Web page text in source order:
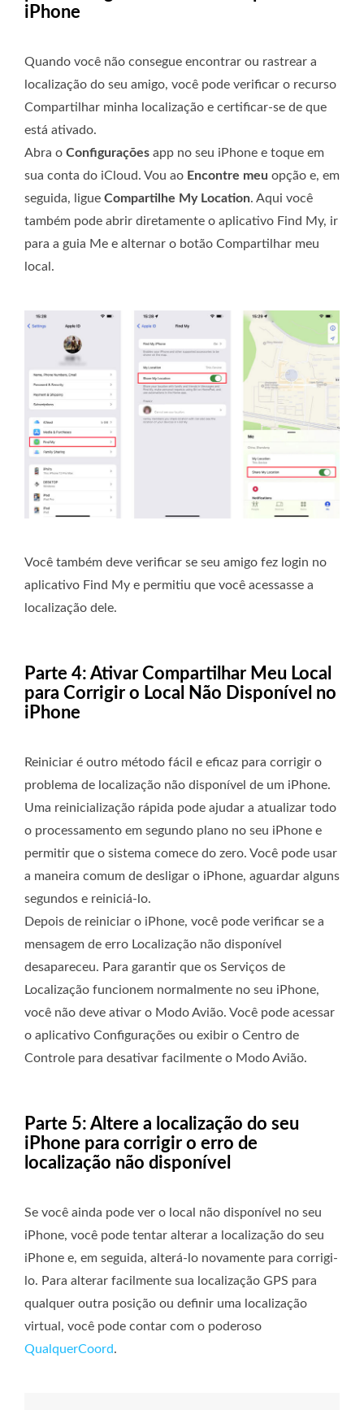
iPhone
Quando você não consegue encontrar ou rastrear a
localização do seu amigo, você pode verificar o recurso
Compartilhar minha localização e certificar-se de que
está ativado.
Abra o Configurações app no ​​seu iPhone e toque em
sua conta do iCloud. Vou ao Encontre meu opção e, em
seguida, ligue Compartilhe My Location. Aqui você
também pode abrir diretamente o aplicativo Find My, ir
para a guia Me e alternar o botão Compartilhar meu
local.
Você também deve verificar se seu amigo fez login no
aplicativo Find My e permitiu que você acessasse a
localização dele.
Parte 4: Ativar Compartilhar Meu Local
para Corrigir o Local Não Disponível no
iPhone
Reiniciar é outro método fácil e eficaz para corrigir o
problema de localização não disponível de um iPhone.
Uma reinicialização rápida pode ajudar a atualizar todo
o processamento em segundo plano no seu iPhone e
permitir que o sistema comece do zero. Você pode usar
a maneira comum de desligar o iPhone, aguardar alguns
segundos e reiniciá-lo.
Depois de reiniciar o iPhone, você pode verificar se a
mensagem de erro Localização não disponível
desapareceu. Para garantir que os Serviços de
Localização funcionem normalmente no seu iPhone,
você não deve ativar o Modo Avião. Você pode acessar
o aplicativo Configurações ou exibir o Centro de
Controle para desativar facilmente o Modo Avião.
Parte 5: Altere a localização do seu
iPhone para corrigir o erro de
localização não disponível
Se você ainda pode ver o local não disponível no seu
iPhone, você pode tentar alterar a localização do seu
iPhone e, em seguida, alterá-lo novamente para corrigi-
lo. Para alterar facilmente sua localização GPS para
qualquer outra posição ou definir uma localização
virtual, você pode contar com o poderoso
QualquerCoord.